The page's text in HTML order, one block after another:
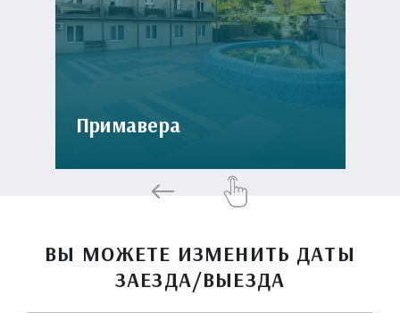
Примавера
ВЫ МОЖЕТЕ ИЗМЕНИТЬ ДАТЫ
ЗАЕЗДА/ВЫЕЗДА